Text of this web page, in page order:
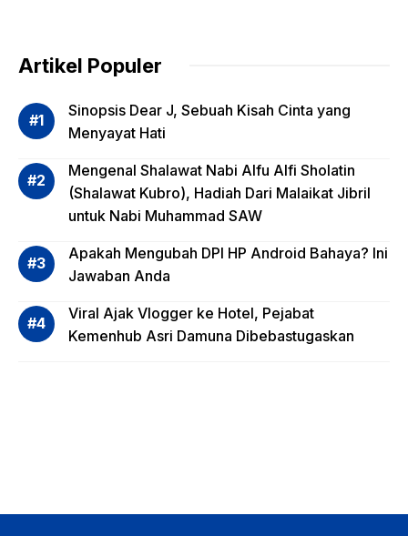
dalam
si
Risiko
asi
Reksa
Saja?
Artikel Populer
Sinopsis Dear J, Sebuah Kisah Cinta yang
Menyayat Hati
Mengenal Shalawat Nabi Alfu Alfi Sholatin
(Shalawat Kubro), Hadiah Dari Malaikat Jibril
untuk Nabi Muhammad SAW
Apakah Mengubah DPI HP Android Bahaya? Ini
Jawaban Anda
Viral Ajak Vlogger ke Hotel, Pejabat
Kemenhub Asri Damuna Dibebastugaskan